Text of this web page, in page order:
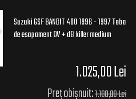
Suzuki GSF BANDIT 400 1996 - 1997 Toba
de esapament OV + dB killer medium
1.025,00 Lei
Preț obișnuit:1.100,00 Lei